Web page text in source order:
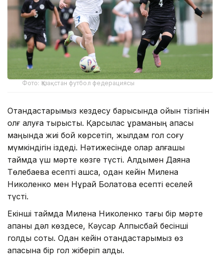
Фото: Қазақстан футбол федерациясы
Отандастарымыз кездесу барысында ойын тізгінін
қолғ алуға тырысты. Қарсылас құраманың қақпасы
маңында жиі бой көрсетіп, жылдам гол соғу
мүмкіндігін іздеді. Нәтижесінде олар алғашқы
таймда үш мәрте көзге түсті. Алдымен Даяна
Төлебаева есепті ашса, одан кейін Милена
Николенко мен Нұрай Болатова есепті еселей
түсті.
Екінші таймда Милена Николенко тағы бір мәрте
қақпаны дәл көздесе, Кәусар Алпысбай бесінші
голды соқты. Одан кейін отандастарымыз өз
қақпасына бір гол жіберіп алды.